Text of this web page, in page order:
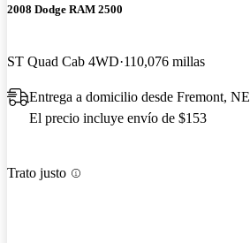
2008 Dodge RAM 2500
ST Quad Cab 4WD 110,076 millas
Entrega a domicilio desde Fremont, NE
El precio incluye envío de $153
Trato justo